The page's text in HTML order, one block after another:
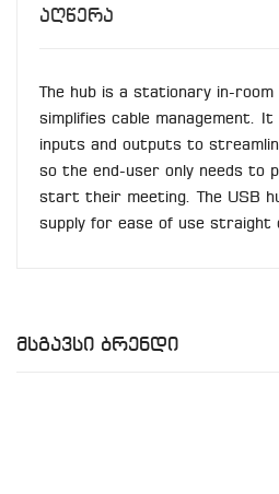
Აღწერა
The hub is a stationary in-
simplifies cable management.
inputs and outputs to
so the end-user only needs to
start their meeting. The USB
supply for ease of use straight
Მსგავსი Ბრენდი